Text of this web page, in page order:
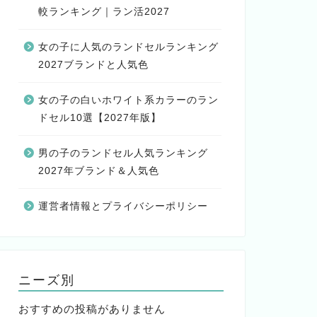
較ランキング｜ラン活2027
女の子に人気のランドセルランキング
2027ブランドと人気色
女の子の白いホワイト系カラーのラン
ドセル10選【2027年版】
男の子のランドセル人気ランキング
2027年ブランド＆人気色
運営者情報とプライバシーポリシー
ニーズ別
おすすめの投稿がありません